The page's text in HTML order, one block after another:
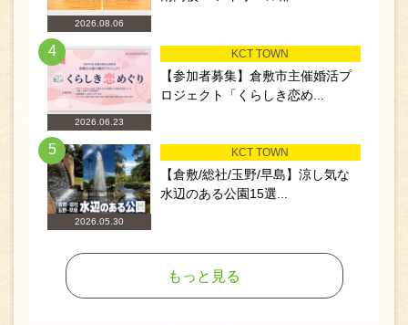
2026.08.06
4
2026.06.23
KCT TOWN
【参加者募集】倉敷市主催婚活プ
ロジェクト「くらしき恋め...
5
2026.05.30
KCT TOWN
【倉敷/総社/玉野/早島】涼し気な
水辺のある公園15選...
もっと見る